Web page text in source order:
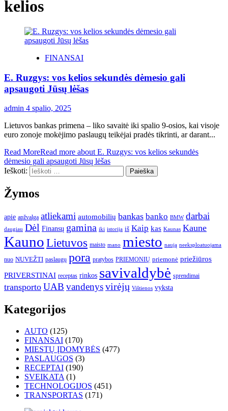
kelios
FINANSAI
E. Ruzgys: vos kelios sekundės dėmesio gali
apsaugoti Jūsų lėšas
admin 4 spalio, 2025
Lietuvos bankas primena – liko savaitė iki spalio 9-osios, kai visoje
euro zonoje mokėjimo paslaugų teikėjai pradės tikrinti, ar darant...
Read MoreRead more about E. Ruzgys: vos kelios sekundės
dėmesio gali apsaugoti Jūsų lėšas
Ieškoti:
Žymos
apie apžvalga atliekami automobilių bankas banko BMW darbai
daugiau Dėl Finansų gamina iki istorija iš Kaip kas Kaunas Kaune
KaunoLietuvos maisto mano miesto naują neeksploatuojama
nuo NUVEŽTI paslaugų pora pratybos PRIEMONIŲ priemonė priežiūros
PRIVERSTINAI receptas rinkos savivaldybė sprendimai
transporto UAB vandenysvirėjų Vištienos vyksta
Kategorijos
AUTO (125)
FINANSAI (170)
MIESTŲ ĮDOMYBĖS (477)
PASLAUGOS (3)
RECEPTAI (190)
SVEIKATA (1)
TECHNOLOGIJOS (451)
TRANSPORTAS (171)